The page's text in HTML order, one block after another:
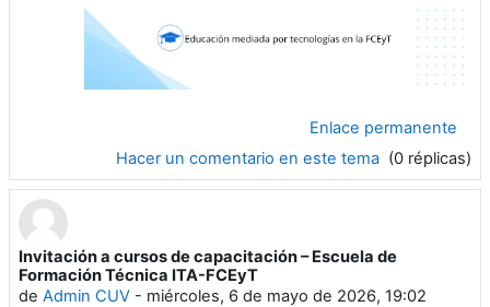
Enlace permanente
Hacer un comentario en este tema (0 réplicas)
Invitación a cursos de capacitación – Escuela de
Formación Técnica ITA-FCEyT
de Admin CUV - miércoles, 6 de mayo de 2026, 19:02